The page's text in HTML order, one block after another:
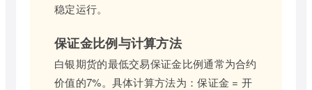
稳定运行。
保证金比例与计算方法
白银期货的最低交易保证金比例通常为合约
价值的7%。具体计算方法为：保证金 = 开